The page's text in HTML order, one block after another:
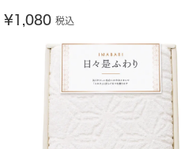
¥1,080 税込